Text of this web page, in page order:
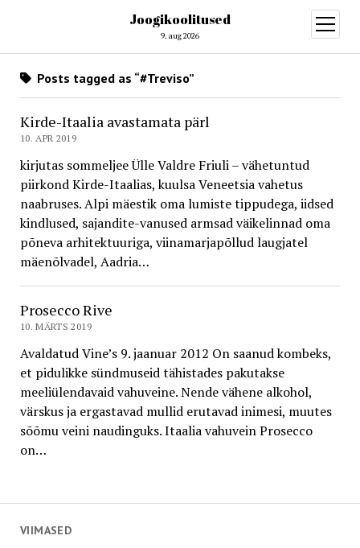
Joogikoolitused
9. aug 2026
open
menu
VIIMASED
Posts tagged as “#Treviso”
Kirde-Itaalia avastamata pärl
10. APR 2019
kirjutas sommeljee Ülle Valdre Friuli – vähetuntud
piirkond Kirde-Itaalias, kuulsa Veneetsia vahetus
naabruses. Alpi mäestik oma lumiste tippudega, iidsed
kindlused, sajandite-vanused armsad väikelinnad oma
põneva arhitektuuriga, viinamarjapõllud laugjatel
mäenõlvadel, Aadria…
Prosecco Rive
10. MÄRTS 2019
Avaldatud Vine’s 9. jaanuar 2012 On saanud kombeks,
et pidulikke sündmuseid tähistades pakutakse
meeliülendavaid vahuveine. Nende vähene alkohol,
värskus ja ergastavad mullid erutavad inimesi, muutes
sõõmu veini naudinguks. Itaalia vahuvein Prosecco
on…